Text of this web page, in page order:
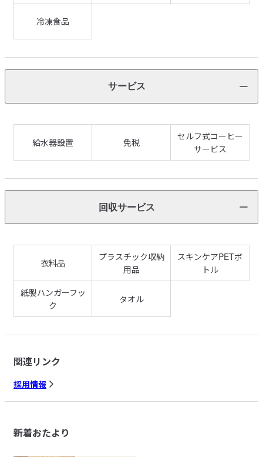
新着おたより
冷凍食品
サービス
給水器設置 免税
セルフ式コーヒー
サービス
回収サービス
衣料品
プラスチック収納
用品
スキンケアPETボ
トル
紙製ハンガーフッ
ク
タオル
関連リンク
採用情報